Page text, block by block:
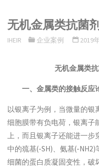
无机金属类抗菌
IHEIR 企业案例 2019
无机金属类抗
一、金属类的接触反应
以银离子为例，当微量的银
细胞膜带有负电荷，银离子
上，而且银离子还能进一步
中的巯基(-SH)、氨基(-
细菌的蛋白质凝固变性，破